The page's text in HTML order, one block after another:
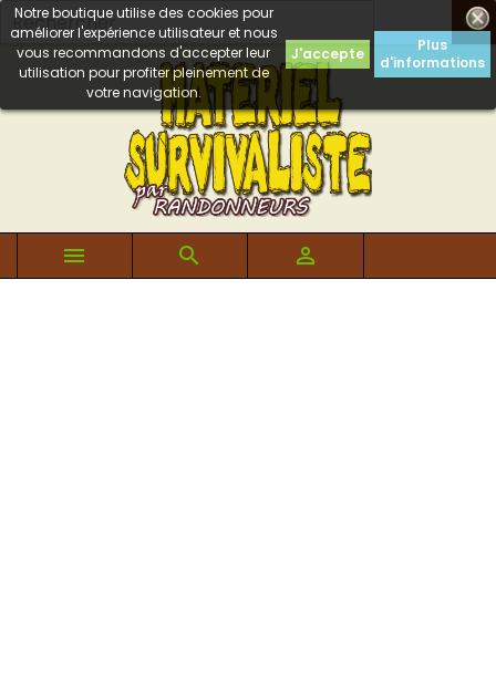

Notre boutique utilise des cookies pour
améliorer l'expérience utilisateur et nous
vous recommandons d'accepter leur
utilisation pour profiter pleinement de
votre navigation.
J'accepte
Plus
d'informations
  